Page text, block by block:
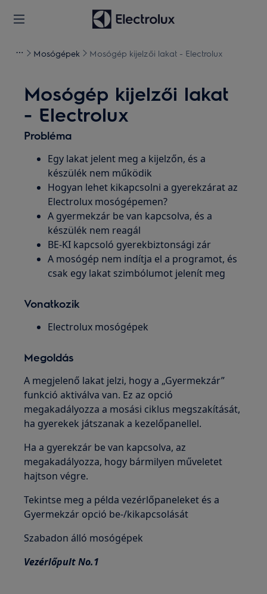
Mosógépek Mosógép kijelzői lakat - Electrolux
Mosógép kijelzői lakat
- Electrolux
Probléma
Egy lakat jelent meg a kijelzőn, és a
készülék nem működik
Hogyan lehet kikapcsolni a gyerekzárat az
Electrolux mosógépemen?
A gyermekzár be van kapcsolva, és a
készülék nem reagál
BE-KI kapcsoló gyerekbiztonsági zár
A mosógép nem indítja el a programot, és
csak egy lakat szimbólumot jelenít meg
Vonatkozik
Electrolux mosógépek
Megoldás
A megjelenő lakat jelzi, hogy a „Gyermekzár”
funkció aktiválva van. Ez az opció
megakadályozza a mosási ciklus megszakítását,
ha gyerekek játszanak a kezelőpanellel.
Ha a gyerekzár be van kapcsolva, az
megakadályozza, hogy bármilyen műveletet
hajtson végre.
Tekintse meg a példa vezérlőpaneleket és a
Gyermekzár opció be-/kikapcsolását
Szabadon álló mosógépek
Vezérlőpult No.1